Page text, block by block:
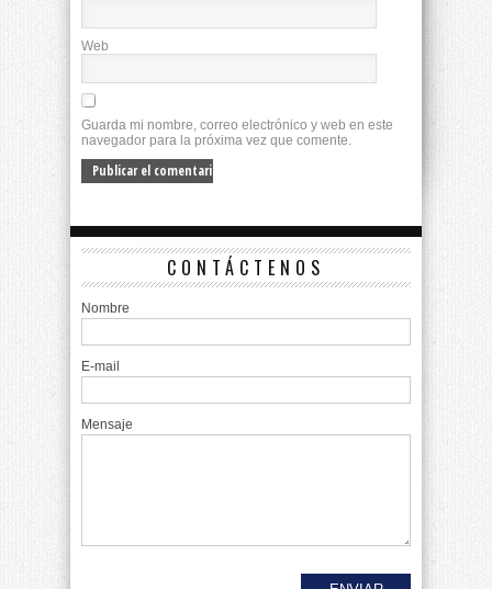
Web
Guarda mi nombre, correo electrónico y web en este
navegador para la próxima vez que comente.
CONTÁCTENOS
Nombre
E-mail
Mensaje